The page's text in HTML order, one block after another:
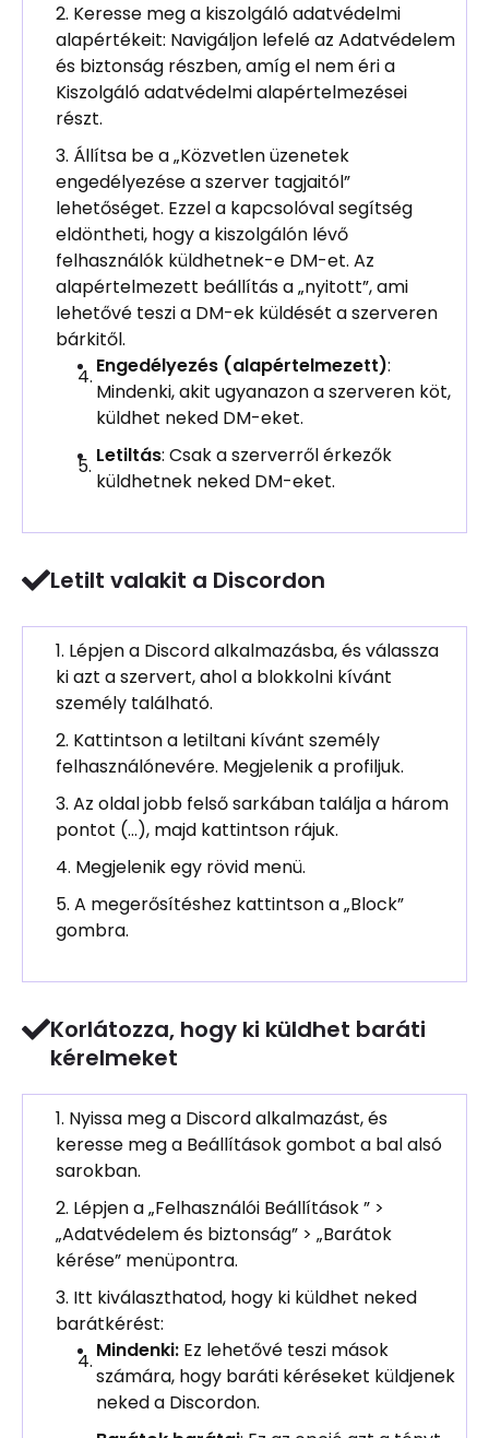
Keresse meg a kiszolgáló adatvédelmi
alapértékeit: Navigáljon lefelé az Adatvédelem
és biztonság részben, amíg el nem éri a
Kiszolgáló adatvédelmi alapértelmezései
részt.
Állítsa be a „Közvetlen üzenetek
engedélyezése a szerver tagjaitól”
lehetőséget. Ezzel a kapcsolóval segítség
eldöntheti, hogy a kiszolgálón lévő
felhasználók küldhetnek-e DM-et. Az
alapértelmezett beállítás a „nyitott”, ami
lehetővé teszi a DM-ek küldését a szerveren
bárkitől.
Engedélyezés (alapértelmezett):
Mindenki, akit ugyanazon a szerveren köt,
küldhet neked DM-eket.
Letiltás: Csak a szerverről érkezők
küldhetnek neked DM-eket.
Letilt valakit a Discordon
Lépjen a Discord alkalmazásba, és válassza
ki azt a szervert, ahol a blokkolni kívánt
személy található.
Kattintson a letiltani kívánt személy
felhasználónevére. Megjelenik a profiljuk.
Az oldal jobb felső sarkában találja a három
pontot (…), majd kattintson rájuk.
Megjelenik egy rövid menü.
A megerősítéshez kattintson a „Block”
gombra.
Korlátozza, hogy ki küldhet baráti
kérelmeket
Nyissa meg a Discord alkalmazást, és
keresse meg a Beállítások gombot a bal alsó
sarokban.
Lépjen a „Felhasználói Beállítások ” >
„Adatvédelem és biztonság” > „Barátok
kérése” menüpontra.
Itt kiválaszthatod, hogy ki küldhet neked
barátkérést:
Mindenki: Ez lehetővé teszi mások
számára, hogy baráti kéréseket küldjenek
neked a Discordon.